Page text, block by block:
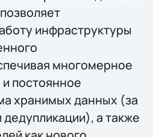
инфраструктуры
многомерное
постоянное
хранимых данных (за
а также